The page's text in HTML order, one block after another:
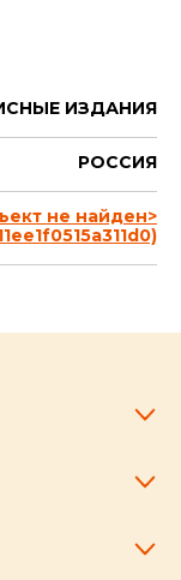
ИЗДАНИЯ
РОССИЯ
не найден>